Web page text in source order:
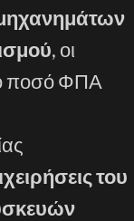
, οι
ποσό ΦΠΑ
του